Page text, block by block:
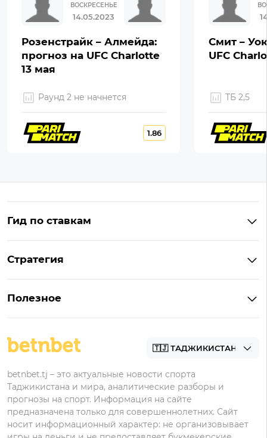
ВОСКРЕСЕНЬЕ
14.05.2023
Розенстрайк – Алмейда:
прогноз на UFC Charlotte
13 мая
Раунд 2 не начнется
1.86
Смит –
UFC
ТБ 2,5
Гид по ставкам
Что значит «чет» и «нечет»
Стратегия
Полезное
Академия
betnbet.tj – это актуальные новости спорта
Таджикистана и мира, аналитические разборы и
прогнозы на спорт. Информация на сайте
предназначена только для совершеннолетних. Сайт
носит информационный характер: не организовывает